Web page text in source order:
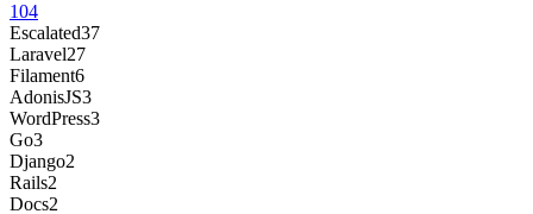
104
Escalated37
Laravel27
Filament6
AdonisJS3
WordPress3
Go3
Django2
Rails2
Docs2